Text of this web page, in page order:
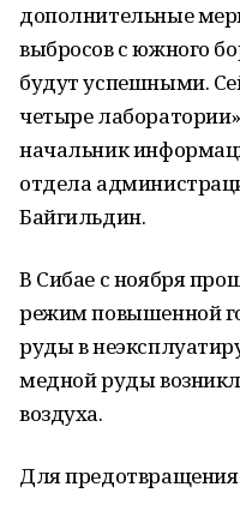
дополнительные
выбросов с южного
будут успешными.
четыре
начальник
отдела
Байгильдин.
В Сибае с ноября
режим повышенной
руды в
медной руды
воздуха.
Для предотвращения